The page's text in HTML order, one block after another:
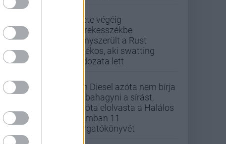
Élete végéig
kerekesszékbe
kényszerült a Rust
játékos, aki swatting
áldozata lett
Vin Diesel azóta nem bírja
abbahagyni a sírást,
mióta elolvasta a Halálos
iramban 11
forgatókönyvét